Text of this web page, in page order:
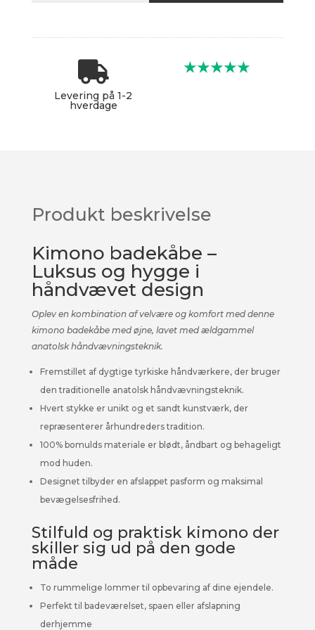

Levering på 1-2
hverdage
★★★★★
Produkt beskrivelse
Kimono badekåbe –
Luksus og hygge i
håndvævet design
Oplev en kombination af velvære og komfort med denne
kimono badekåbe med øjne, lavet med ældgammel
anatolsk håndvævningsteknik.
Fremstillet af dygtige tyrkiske håndværkere, der bruger
den traditionelle anatolsk håndvævningsteknik.
Hvert stykke er unikt og et sandt kunstværk, der
repræsenterer århundreders tradition.
100% bomulds materiale er blødt, åndbart og behageligt
mod huden.
Designet tilbyder en afslappet pasform og maksimal
bevægelsesfrihed.
Stilfuld og praktisk kimono der
skiller sig ud på den gode
måde
To rummelige lommer til opbevaring af dine ejendele.
Perfekt til badeværelset, spaen eller afslapning
derhjemme